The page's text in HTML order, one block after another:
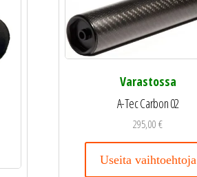
Varastossa
A-Tec Carbon 02
295,00€
Useita vaihtoehtoja